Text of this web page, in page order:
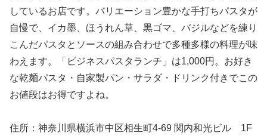
しているお店です。バリエーション豊かな手打ちパスタが
自慢で、イカ墨、ほうれん草、黒ゴマ、バジルなどを練り
こんだパスタとソースの組み合わせで多種多様の料理が味
わえます。「ビジネスパスタランチ」は1,000円。お好き
な乾麺パスタ・自家製パン・サラダ・ドリンク付きでこの
お値段はお得ですよね。
住所：神奈川県横浜市中区相生町4-69 関内和光ビル 1F